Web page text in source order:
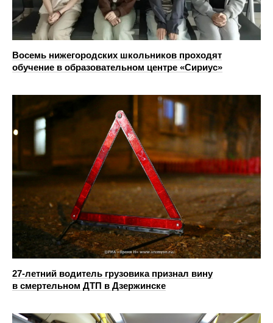
Восемь нижегородских школьников проходят
обучение в образовательном центре «Сириус»
27-летний водитель грузовика признал вину
в смертельном ДТП в Дзержинске